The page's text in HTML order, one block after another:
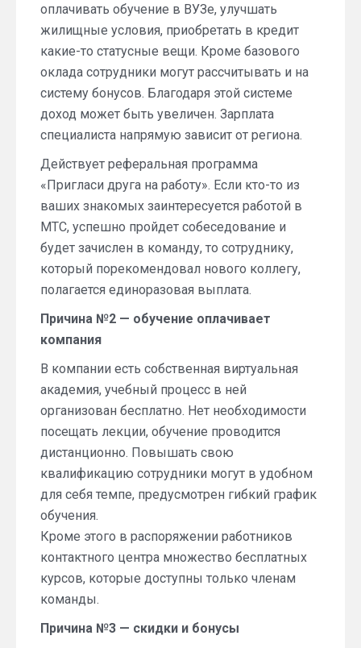
оплачивать обучение в ВУЗе, улучшать
жилищные условия, приобретать в кредит
какие-то статусные вещи. Кроме базового
оклада сотрудники могут рассчитывать и на
систему бонусов. Благодаря этой системе
доход может быть увеличен. Зарплата
специалиста напрямую зависит от региона.
Действует реферальная программа
«Пригласи друга на работу». Если кто-то из
ваших знакомых заинтересуется работой в
МТС, успешно пройдет собеседование и
будет зачислен в команду, то сотруднику,
который порекомендовал нового коллегу,
полагается единоразовая выплата.
Причина №2 — обучение оплачивает
компания
В компании есть собственная виртуальная
академия, учебный процесс в ней
организован бесплатно. Нет необходимости
посещать лекции, обучение проводится
дистанционно. Повышать свою
квалификацию сотрудники могут в удобном
для себя темпе, предусмотрен гибкий график
обучения.
Кроме этого в распоряжении работников
контактного центра множество бесплатных
курсов, которые доступны только членам
команды.
Причина №3 — скидки и бонусы